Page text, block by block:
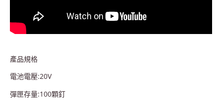
產品規格
電池電壓:20V
彈匣存量:100顆釘